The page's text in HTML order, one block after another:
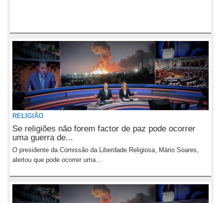
RELIGIÃO
Se religiões não forem factor de paz pode ocorrer
uma guerra de...
O presidente da Comissão da Liberdade Religiosa, Mário Soares,
alertou que pode ocorrer uma...